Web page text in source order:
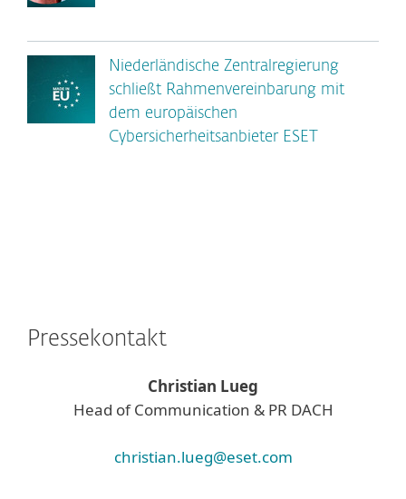
Niederländische Zentralregierung
schließt Rahmenvereinbarung mit
dem europäischen
Cybersicherheitsanbieter ESET
Pressekontakt
Christian Lueg
Head of Communication & PR DACH
christian.lueg@eset.com